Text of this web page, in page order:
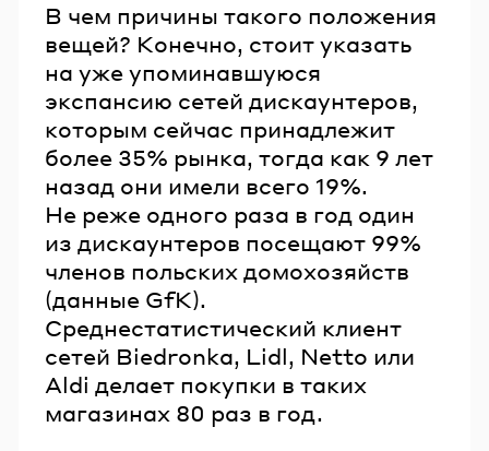
В чем причины такого положения
вещей? Конечно, стоит указать
на уже упоминавшуюся
экспансию сетей дискаунтеров,
которым сейчас принадлежит
более 35% рынка, тогда как 9 лет
назад они имели всего 19%.
Не реже одного раза в год один
из дискаунтеров посещают 99%
членов польских домохозяйств
(данные GfK).
Среднестатистический клиент
сетей Biedronka, Lidl, Netto или
Aldi делает покупки в таких
магазинах 80 раз в год.